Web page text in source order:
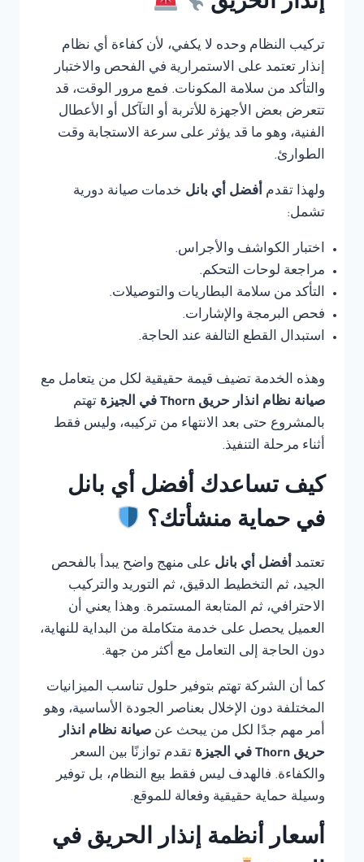
إنذار الحريق
تركيب النظام وحده لا يكفي، لأن كفاءة أي نظام
إنذار تعتمد على الاستمرارية في الفحص والاختبار
والتأكد من سلامة المكونات. فمع مرور الوقت، قد
تتعرض بعض الأجهزة للأتربة أو التآكل أو الأعطال
الفنية، وهو ما قد يؤثر على سرعة الاستجابة وقت
الطوارئ.
ولهذا تقدم أفضل أي بانل خدمات صيانة دورية
تشمل:
اختبار الكواشف والأجراس.
مراجعة لوحات التحكم.
التأكد من سلامة البطاريات والتوصيلات.
فحص البرمجة والإشارات.
استبدال القطع التالفة عند الحاجة.
وهذه الخدمة تضيف قيمة حقيقية لكل من يتعامل مع
صيانة نظام انذار حريق Thorn في الجيزة
تهتم
بالمشروع حتى بعد الانتهاء من تركيبه، وليس فقط
أثناء مرحلة التنفيذ.
كيف تساعدك أفضل أي بانل
في حماية منشأتك؟
تعتمد أفضل أي بانل على منهج واضح يبدأ بالفحص
الجيد، ثم التخطيط الدقيق، ثم التوريد والتركيب
الاحترافي، ثم المتابعة المستمرة. وهذا يعني أن
العميل يحصل على خدمة متكاملة من البداية للنهاية،
دون الحاجة إلى التعامل مع أكثر من جهة.
كما أن الشركة تهتم بتوفير حلول تناسب الميزانيات
المختلفة دون الإخلال بعناصر الجودة الأساسية، وهو
أمر مهم جدًا لكل من يبحث عن صيانة نظام انذار
حريق Thorn في الجيزة
تقدم توازنًا بين السعر
والكفاءة. فالهدف ليس فقط بيع النظام، بل توفير
وسيلة حماية حقيقية وفعالة للموقع.
أسعار أنظمة إنذار الحريق في